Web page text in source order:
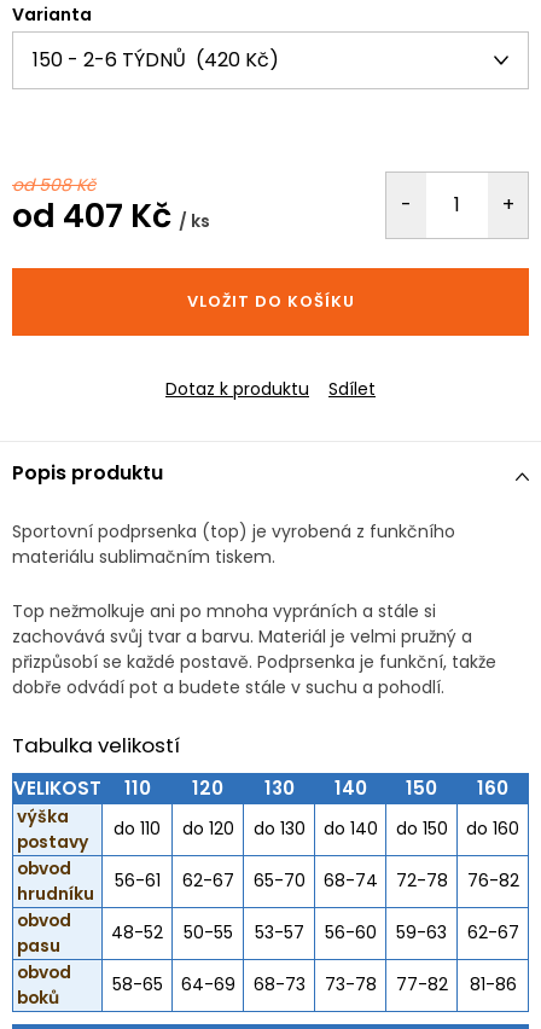
Varianta
od 508 Kč
od 407 Kč / ks
cena:
VLOŽIT DO KOŠÍKU
Dotaz k produktu Sdílet
Popis produktu
Sportovní podprsenka (top) je vyrobená z funkčního
materiálu sublimačním tiskem.
Top nežmolkuje ani po mnoha vypráních a stále si
zachovává svůj tvar a barvu. Materiál je velmi pružný a
přizpůsobí se každé postavě. Podprsenka je funkční, takže
dobře odvádí pot a budete stále v suchu a pohodlí.
Tabulka velikostí
VELIKOST 110 120 130 140 150 160
výška
postavy
do 110 do 120 do 130 do 140 do 150
do 160
obvod
hrudníku
56-61 62-67 65-70 68-74 72-78
76-82
obvod
pasu
48-52 50-55 53-57 56-60 59-63
62-67
obvod
boků
58-65 64-69 68-73 73-78 77-82 81-86